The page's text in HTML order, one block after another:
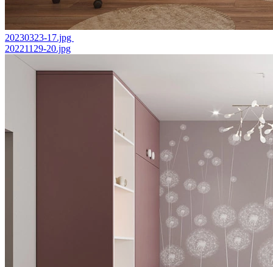
20230323-17.jpg
20221129-20.jpg